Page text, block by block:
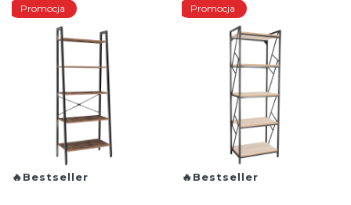
Bestseller
Promocja
Bestseller
Promocja